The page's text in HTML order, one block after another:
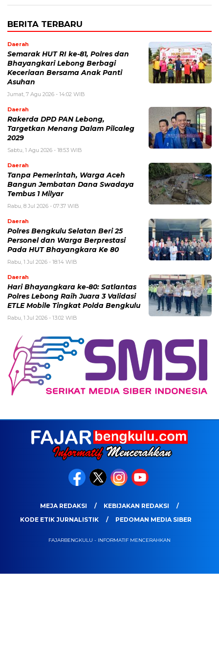
BERITA TERBARU
Daerah
Semarak HUT RI ke-81, Polres dan
Bhayangkari Lebong Berbagi
Keceriaan Bersama Anak Panti
Asuhan
Jumat, 7 Agu 2026 - 14:02 WIB
Daerah
Rakerda DPD PAN Lebong,
Targetkan Menang Dalam Pilcaleg
2029
Sabtu, 1 Agu 2026 - 18:53 WIB
Daerah
Tanpa Pemerintah, Warga Aceh
Bangun Jembatan Dana Swadaya
Tembus 1 Milyar
Rabu, 8 Jul 2026 - 07:37 WIB
Daerah
Polres Bengkulu Selatan Beri 25
Personel dan Warga Berprestasi
Pada HUT Bhayangkara Ke 80
Rabu, 1 Jul 2026 - 18:14 WIB
Daerah
Hari Bhayangkara ke-80: Satlantas
Polres Lebong Raih Juara 3 Validasi
ETLE Mobile Tingkat Polda Bengkulu
Rabu, 1 Jul 2026 - 13:02 WIB
MEJA REDAKSI
KEBIJAKAN REDAKSI
KODE ETIK JURNALISTIK
PEDOMAN MEDIA SIBER
FAJARBENGKULU - INFORMATIF MENCERAHKAN